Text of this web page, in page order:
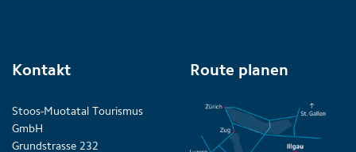
Kontakt
Stoos-Muotatal Tourismus
GmbH
Grundstrasse 232
Route planen